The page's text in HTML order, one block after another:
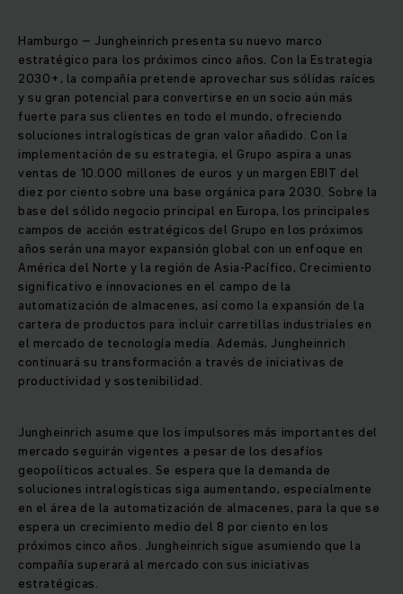
Hamburgo – Jungheinrich presenta su nuevo marco
estratégico para los próximos cinco años. Con la Estrategia
2030+, la compañía pretende aprovechar sus sólidas raíces
y su gran potencial para convertirse en un socio aún más
fuerte para sus clientes en todo el mundo, ofreciendo
soluciones intralogísticas de gran valor añadido. Con la
implementación de su estrategia, el Grupo aspira a unas
ventas de 10.000 millones de euros y un margen EBIT del
diez por ciento sobre una base orgánica para 2030. Sobre la
base del sólido negocio principal en Europa, los principales
campos de acción estratégicos del Grupo en los próximos
años serán una mayor expansión global con un enfoque en
América del Norte y la región de Asia-Pacífico, Crecimiento
significativo e innovaciones en el campo de la
automatización de almacenes, así como la expansión de la
cartera de productos para incluir carretillas industriales en
el mercado de tecnología media. Además, Jungheinrich
continuará su transformación a través de iniciativas de
productividad y sostenibilidad.
Jungheinrich asume que los impulsores más importantes del
mercado seguirán vigentes a pesar de los desafíos
geopolíticos actuales. Se espera que la demanda de
soluciones intralogísticas siga aumentando, especialmente
en el área de la automatización de almacenes, para la que se
espera un crecimiento medio del 8 por ciento en los
próximos cinco años. Jungheinrich sigue asumiendo que la
compañía superará al mercado con sus iniciativas
estratégicas.